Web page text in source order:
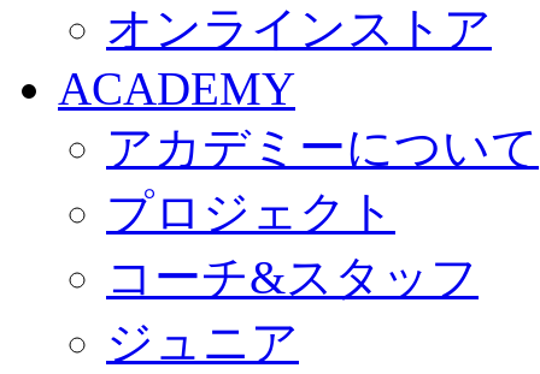
オンラインストア
ACADEMY
アカデミーについて
プロジェクト
コーチ&スタッフ
ジュニア